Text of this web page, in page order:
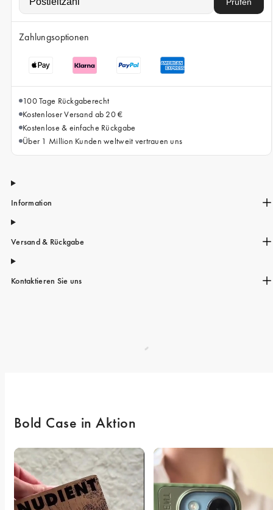
iPhone 15
iPhone 14 Pro
iPhone 14
iPhone 13 Pro
iPhone 13
Alle Handymodelle
Zahlungsoptionen
100 Tage Rückgaberecht
Kostenloser Versand ab 20 €
Kostenlose & einfache Rückgabe
Über 1 Million Kunden weltweit vertrauen uns
Information
Versand & Rückgabe
Kontaktieren Sie uns
Bold Case in Aktion